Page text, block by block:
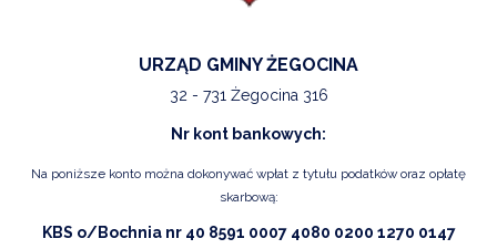
URZĄD GMINY ŻEGOCINA
32 - 731 Żegocina 316
Nr kont bankowych:
Na poniższe konto można dokonywać wpłat z tytułu podatków oraz opłatę
skarbową:
KBS o/Bochnia nr 40 8591 0007 4080 0200 1270 0147